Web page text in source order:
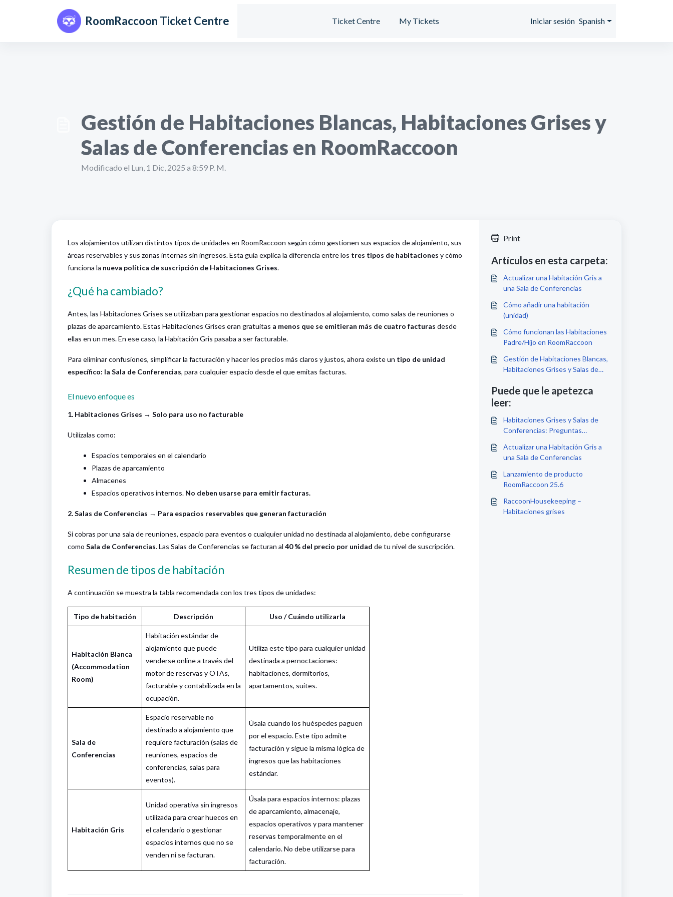
RoomRaccoon Ticket Centre Ticket Centre My Tickets Iniciar sesión Spanish
Gestión de Habitaciones Blancas, Habitaciones Grises y
Salas de Conferencias en RoomRaccoon
Modificado el Lun, 1 Dic, 2025 a 8:59 P. M.
Los alojamientos utilizan distintos tipos de unidades en RoomRaccoon según cómo gestionen sus espacios de alojamiento, sus
áreas reservables y sus zonas internas sin ingresos. Esta guía explica la diferencia entre los tres tipos de habitaciones y cómo
funciona la nueva política de suscripción de Habitaciones Grises.
¿Qué ha cambiado?
Antes, las Habitaciones Grises se utilizaban para gestionar espacios no destinados al alojamiento, como salas de reuniones o
plazas de aparcamiento. Estas Habitaciones Grises eran gratuitas a menos que se emitieran más de cuatro facturas desde
ellas en un mes. En ese caso, la Habitación Gris pasaba a ser facturable.
Para eliminar confusiones, simplificar la facturación y hacer los precios más claros y justos, ahora existe un tipo de unidad
específico: la Sala de Conferencias, para cualquier espacio desde el que emitas facturas.
El nuevo enfoque es
1. Habitaciones Grises → Solo para uso no facturable
Utilízalas como:
Espacios temporales en el calendario
Plazas de aparcamiento
Almacenes
Espacios operativos internos. No deben usarse para emitir facturas.
2. Salas de Conferencias → Para espacios reservables que generan facturación
Si cobras por una sala de reuniones, espacio para eventos o cualquier unidad no destinada al alojamiento, debe configurarse
como Sala de Conferencias. Las Salas de Conferencias se facturan al 40 % del precio por unidad de tu nivel de suscripción.
Resumen de tipos de habitación
A continuación se muestra la tabla recomendada con los tres tipos de unidades:
Tipo de habitación Descripción Uso / Cuándo utilizarla
Habitación Blanca
(Accommodation
Room)
Habitación estándar de
alojamiento que puede
venderse online a través del
motor de reservas y OTAs,
facturable y contabilizada en la
ocupación.
Utiliza este tipo para cualquier unidad
destinada a pernoctaciones:
habitaciones, dormitorios,
apartamentos, suites.
Sala de
Conferencias
Espacio reservable no
destinado a alojamiento que
requiere facturación (salas de
reuniones, espacios de
conferencias, salas para
eventos).
Úsala cuando los huéspedes paguen
por el espacio. Este tipo admite
facturación y sigue la misma lógica de
ingresos que las habitaciones
estándar.
Habitación Gris
Unidad operativa sin ingresos
utilizada para crear huecos en
el calendario o gestionar
espacios internos que no se
venden ni se facturan.
Úsala para espacios internos: plazas
de aparcamiento, almacenaje,
espacios operativos y para mantener
reservas temporalmente en el
calendario. No debe utilizarse para
facturación.
Print
Artículos en esta carpeta:
Actualizar una Habitación Gris a
una Sala de Conferencias
Cómo añadir una habitación
(unidad)
Cómo funcionan las Habitaciones
Padre/Hijo en RoomRaccoon
Gestión de Habitaciones Blancas,
Habitaciones Grises y Salas de
Puede que le apetezca
leer:
Habitaciones Grises y Salas de
Conferencias: Preguntas
Actualizar una Habitación Gris a
una Sala de Conferencias
Lanzamiento de producto
RoomRaccoon 25.6
RaccoonHousekeeping –
Habitaciones grises